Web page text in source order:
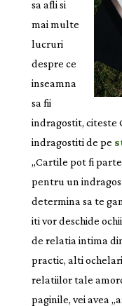
sa afli si
mai multe
lucruri
despre ce
inseamna
sa fii
indragostit, citeste
indragostiti de pe
„Cartile pot fi
pentru un
determina sa te
iti vor deschide
de relatia intima
practic, alti
relatiilor tale
paginile, vei avea